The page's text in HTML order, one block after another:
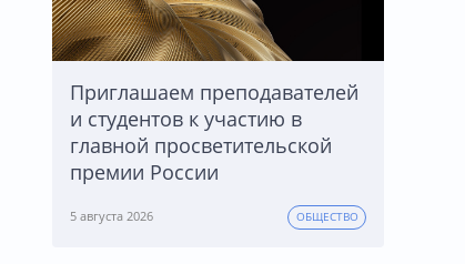
Приглашаем преподавателей
и студентов к участию в
главной просветительской
премии России
5 августа 2026 ОБЩЕСТВО